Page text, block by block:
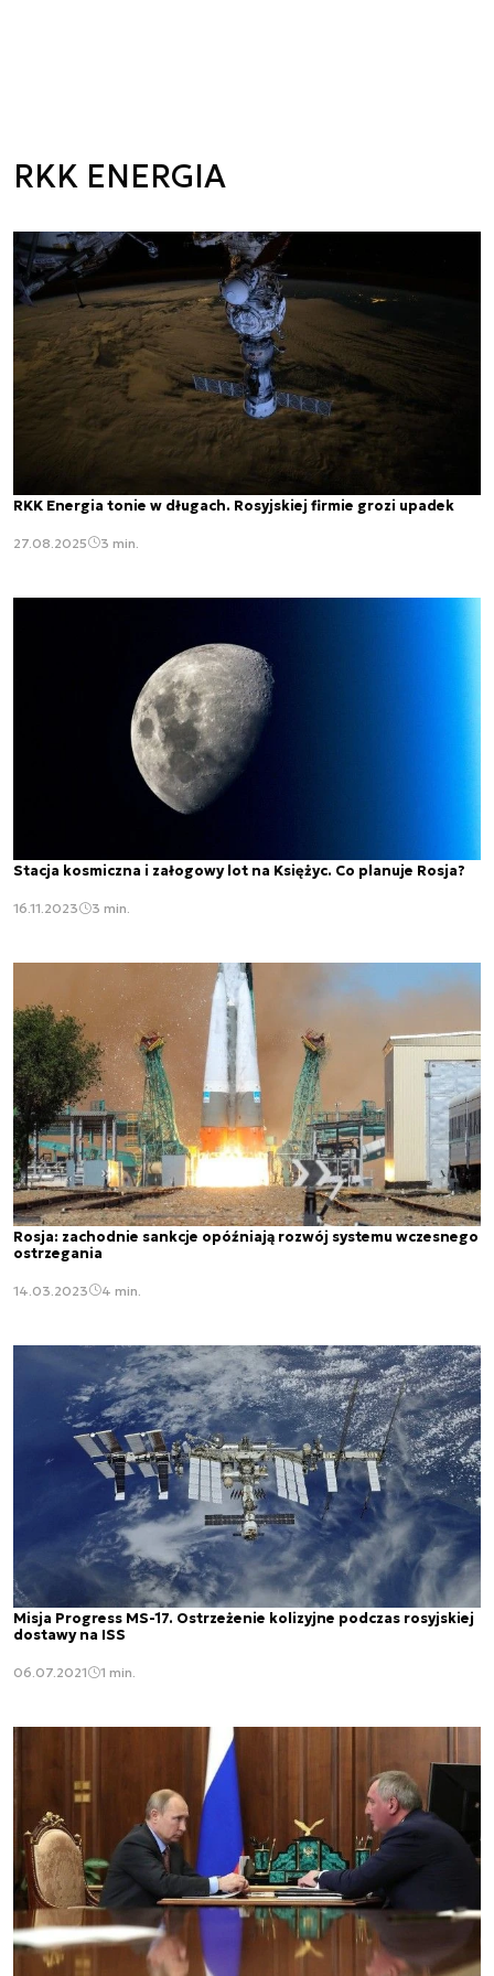
RKK ENERGIA
RKK Energia tonie w długach. Rosyjskiej firmie grozi upadek
27.08.2025 3 min.
Stacja kosmiczna i załogowy lot na Księżyc. Co planuje Rosja?
16.11.2023 3 min.
Rosja: zachodnie sankcje opóźniają rozwój systemu wczesnego
ostrzegania
14.03.2023 4 min.
Misja Progress MS-17. Ostrzeżenie kolizyjne podczas rosyjskiej
dostawy na ISS
06.07.2021 1 min.